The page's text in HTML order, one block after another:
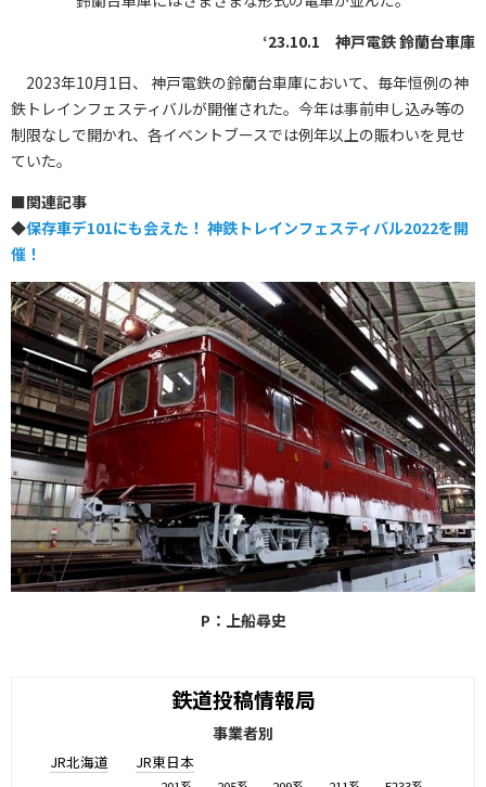
‘23.10.1 神戸電鉄 鈴蘭台車庫
2023年10月1日、 神戸電鉄の鈴蘭台車庫において、毎年恒例の神
鉄トレインフェスティバルが開催された。今年は事前申し込み等の
制限なしで開かれ、各イベントブースでは例年以上の賑わいを見せ
ていた。
■関連記事
◆保存車デ101にも会えた！ 神鉄トレインフェスティバル2022を開
催！
P：上船尋史
鉄道投稿情報局
事業者別
JR北海道 JR東日本